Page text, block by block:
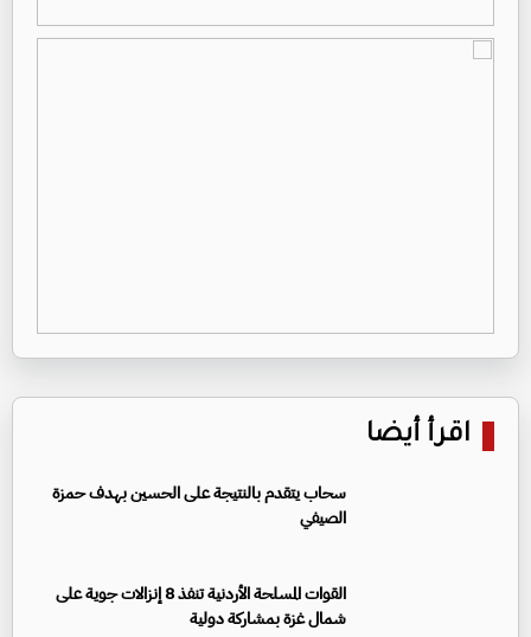
اقرأ أيضا
سحاب يتقدم بالنتيجة على الحسين بهدف حمزة
الصيفي
القوات المسلحة الأردنية تنفذ 8 إنزالات جوية على
شمال غزة بمشاركة دولية